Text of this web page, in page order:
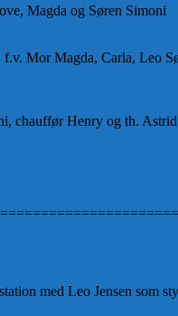
Magda og Søren Simoni
Mor Magda, Carla, Leo
chauffør Henry og th. Astrid
med Leo Jensen som